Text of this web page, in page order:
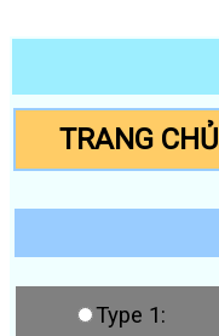
TRANG CHỦ
Type 1: